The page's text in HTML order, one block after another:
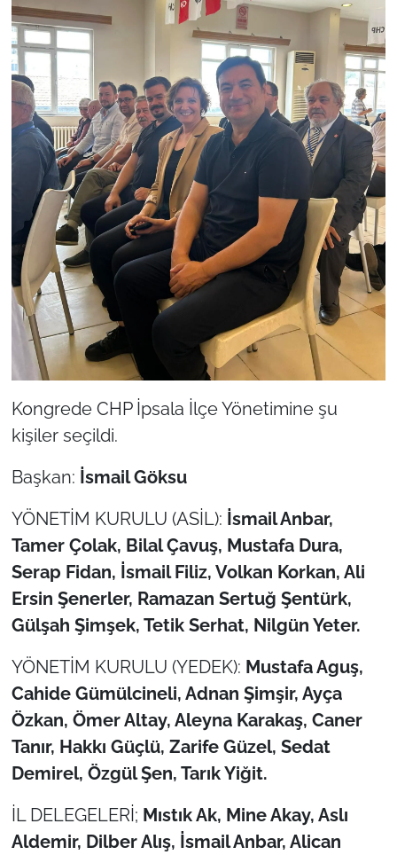
Kongrede CHP İpsala İlçe Yönetimine şu
kişiler seçildi.
Başkan: İsmail Göksu
YÖNETİM KURULU (ASİL): İsmail Anbar,
Tamer Çolak, Bilal Çavuş, Mustafa Dura,
Serap Fidan, İsmail Filiz, Volkan Korkan, Ali
Ersin Şenerler, Ramazan Sertuğ Şentürk,
Gülşah Şimşek, Tetik Serhat, Nilgün Yeter.
YÖNETİM KURULU (YEDEK): Mustafa Aguş,
Cahide Gümülcineli, Adnan Şimşir, Ayça
Özkan, Ömer Altay, Aleyna Karakaş, Caner
Tanır, Hakkı Güçlü, Zarife Güzel, Sedat
Demirel, Özgül Şen, Tarık Yiğit.
İL DELEGELERİ; Mıstık Ak, Mine Akay, Aslı
Aldemir, Dilber Alış, İsmail Anbar, Alican